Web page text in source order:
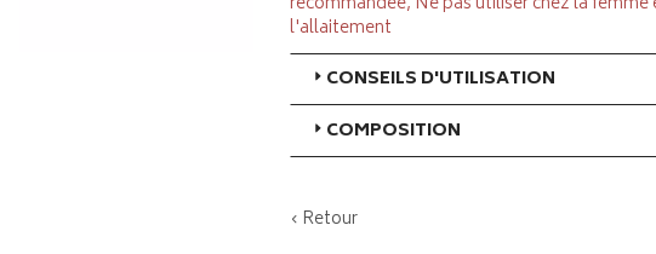
l'allaitement
CONSEILS D'UTILISATION
COMPOSITION
‹ Retour